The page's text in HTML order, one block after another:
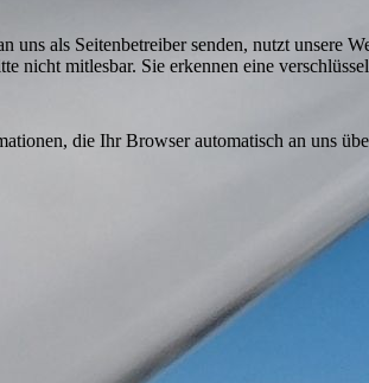
als Seitenbetreiber senden, nutzt unsere
nicht mitlesbar. Sie erkennen eine
die Ihr Browser automatisch an uns